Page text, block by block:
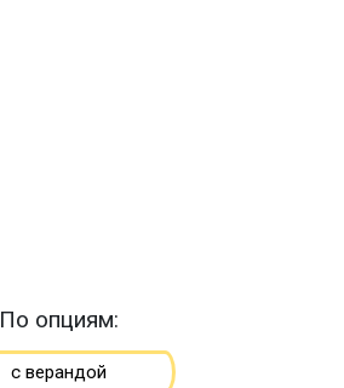
По опциям:
с верандой